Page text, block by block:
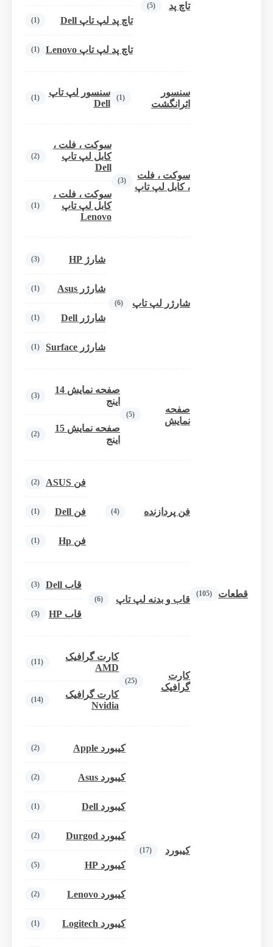
قطعات (105)
تاچ پد (5)
تاچ پد لپ تاپ Dell (1)
تاچ پد لپ تاپ Lenovo (1)
سنسور
اثرانگشت
(1)
سنسور لپ تاپ
Dell
(1)
سوکت ، فلت
، کابل لپ تاپ
(3)
سوکت ، فلت ،
کابل لپ تاپ
Dell
(2)
سوکت ، فلت ،
کابل لپ تاپ
Lenovo
(1)
شارژر لپ تاپ (6)
شارژ HP (3)
شارژر Asus (1)
شارژر Dell (1)
شارژر Surface (1)
صفحه
نمایش
(5)
صفحه نمایش 14
اینج
(3)
صفحه نمایش 15
اینج
(2)
فن پردازنده (4)
فن ASUS (2)
فن Dell (1)
فن Hp (1)
قاب و بدنه لپ تاپ (6)
قاب Dell (3)
قاب HP (3)
کارت
گرافیک
(25)
کارت گرافیک
AMD
(11)
کارت گرافیک
Nvidia
(14)
کیبورد (17)
کیبورد Apple (2)
کیبورد Asus (2)
کیبورد Dell (1)
کیبورد Durgod (2)
کیبورد HP (5)
کیبورد Lenovo (2)
کیبورد Logitech (1)